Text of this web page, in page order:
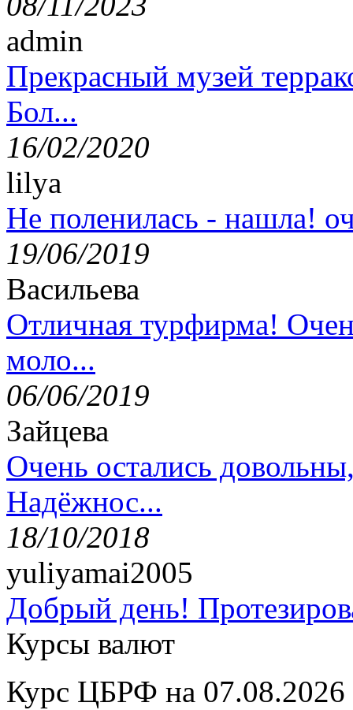
admin
Прекрасный музей
Бол...
16/02/2020
lilya
Не поленилась - нашла!
19/06/2019
Васильева
Отличная турфирма!
моло...
06/06/2019
Зайцева
Очень остались
Надёжнос...
18/10/2018
yuliyamai2005
Добрый день!
Курсы валют
Курс ЦБРФ на 07.08.2026